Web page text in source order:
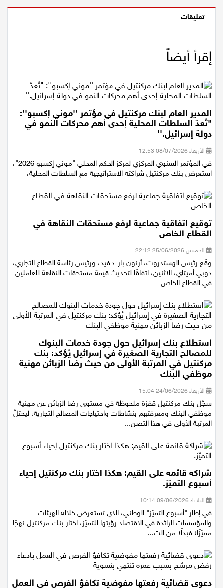
إقرأ أيضاً
المدير العام لبنك مركنتيل في مؤتمر ''موني إكسبو'':
"تُعدّ السلطات المحلية إحدى أهم محركات النمو في
دولة إسرائيل.''
الأربعاء 08/07/2026 12:53
توقيع اتفاقية جماعية لرفع مستحقات النقاهة في
القطاع الخاص
الخميس 25/06/2026 22:12
وقّع رئيس الهستدروت، أرنون بار-دافيد، ورئيس رئاسة القطاع التجاري،
دوبي أميتاي، الاثنين، اتفاقًا لتحديث قيمة مستحقات النقاهة للعاملين
استطلاع بنك إسرائيل حول جودة خدمات البنوك
للمصالح التجارية الصغيرة في إسرائيل يُؤكد: بنك
مركنتيل في المرتبة الأولى من حيث رضا الزبائن مهنية
موظفي البنك
الأربعاء 24/06/2026 15:04
سجّل بنك مركنتيل قفزة ملحوظة في مستوى رضا الزبائن عن مهنية
موظفي البنك ومعرفتهم بنشاطات واحتياجات المصالح التجارية، ليحتلّ
شراكة قائمة على القيم: هكذا اختار بنك مركنتيل إحياء
أسبوع التميّز.
الثلاثاء 09/06/2026 10:14
في إطار "أسبوع التميّز" الوطني، الذي تستعرض خلاله الهيئات
والمؤسسات الرائدة في الاقتصاد رؤيتها للتميّز، اختار بنك مركنتيل نهجًا